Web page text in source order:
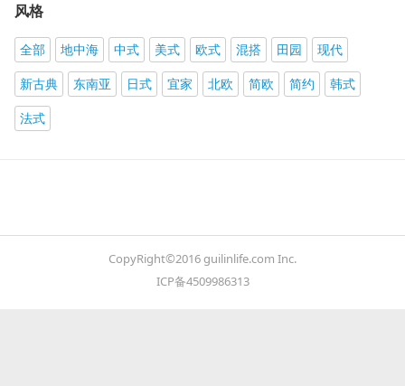
风格
全部 地中海 中式 美式 欧式 混搭 田园
现代
新古典
东南亚 日式 宜家 北欧 简欧 简约
韩式
法式
CopyRight©2016 guilinlife.com Inc.
ICP备4509986313